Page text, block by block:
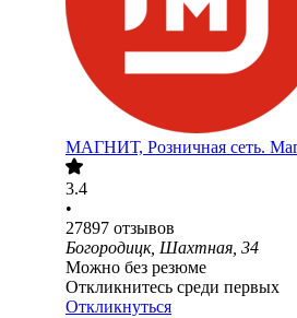
МАГНИТ, Розничная сеть.
3.4
•
27897 отзывов
Богородицк, Шахтная, 34
Можно без резюме
Откликнитесь среди первых
Откликнуться